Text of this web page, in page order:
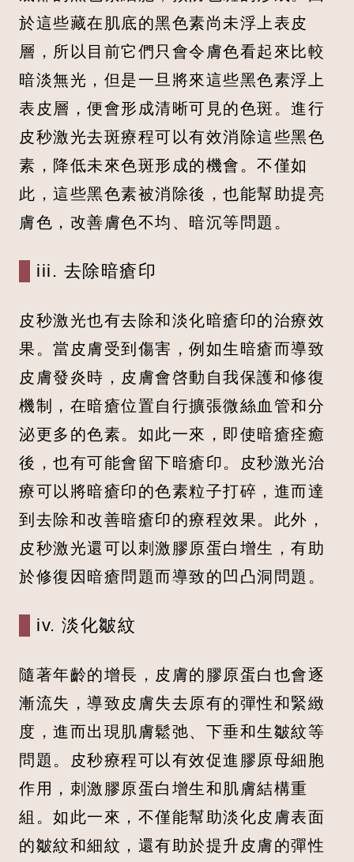
於這些藏在肌底的黑色素尚未浮上表皮
層，所以目前它們只會令膚色看起來比較
暗淡無光，但是一旦將來這些黑色素浮上
表皮層，便會形成清晰可見的色斑。進行
皮秒激光去斑療程可以有效消除這些黑色
素，降低未來色斑形成的機會。不僅如
此，這些黑色素被消除後，也能幫助提亮
膚色，改善膚色不均、暗沉等問題。
iii. 去除暗瘡印
皮秒激光也有去除和淡化暗瘡印的治療效
果。當皮膚受到傷害，例如生暗瘡而導致
皮膚發炎時，皮膚會啓動自我保護和修復
機制，在暗瘡位置自行擴張微絲血管和分
泌更多的色素。如此一來，即使暗瘡痊癒
後，也有可能會留下暗瘡印。皮秒激光治
療可以將暗瘡印的色素粒子打碎，進而達
到去除和改善暗瘡印的療程效果。此外，
皮秒激光還可以刺激膠原蛋白增生，有助
於修復因暗瘡問題而導致的凹凸洞問題。
iv. 淡化皺紋
隨著年齡的增長，皮膚的膠原蛋白也會逐
漸流失，導致皮膚失去原有的彈性和緊緻
度，進而出現肌膚鬆弛、下垂和生皺紋等
問題。皮秒療程可以有效促進膠原母細胞
作用，刺激膠原蛋白增生和肌膚結構重
組。如此一來，不僅能幫助淡化皮膚表面
的皺紋和細紋，還有助於提升皮膚的彈性